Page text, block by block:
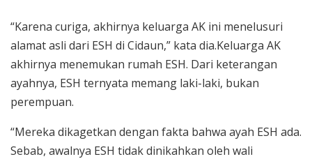
“Karena curiga, akhirnya keluarga AK ini menelusuri
alamat asli dari ESH di Cidaun,” kata dia.Keluarga AK
akhirnya menemukan rumah ESH. Dari keterangan
ayahnya, ESH ternyata memang laki-laki, bukan
perempuan.
“Mereka dikagetkan dengan fakta bahwa ayah ESH ada.
Sebab, awalnya ESH tidak dinikahkan oleh wali